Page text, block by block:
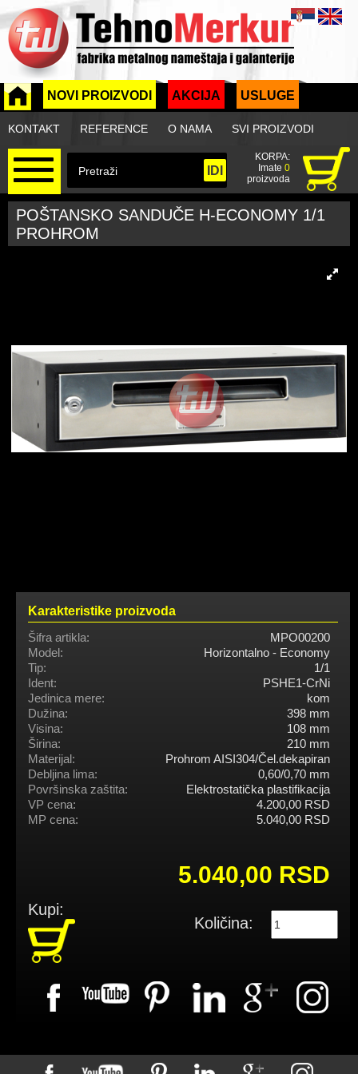
NOVI PROIZVODI AKCIJA USLUGE
KONTAKT REFERENCE O NAMA SVI PROIZVODI
KORPA:
Imate 0
proizvoda
POŠTANSKO SANDUČE H-ECONOMY 1/1
PROHROM
Karakteristike proizvoda
Šifra artikla:
MPO00200
Model:
Horizontalno - Economy
Tip:
1/1
Ident:
PSHE1-CrNi
Jedinica mere:
kom
Dužina:
398 mm
Visina:
108 mm
Širina:
210 mm
Materijal:
Prohrom AISI304/Čel.dekapiran
Debljina lima:
0,60/0,70 mm
Površinska zaštita:
Elektrostatička plastifikacija
VP cena:
4.200,00 RSD
MP cena:
5.040,00 RSD
5.040,00 RSD
Kupi:
Količina: